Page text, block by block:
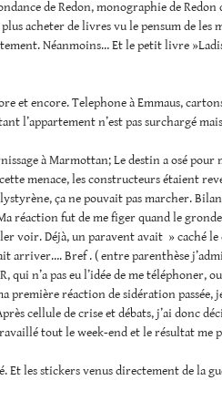
de Redon, monographie de Redon
acheter de livres vu le pensum de les
Néanmoins… Et le petit livre
et encore. Telephone à Emmaus,
l’appartement n’est pas surchargé
à Marmottan; Le destin a osé pour
menace, les constructeurs étaient
ça ne pouvait pas marcher.
réaction fut de me figer quand le
voir. Déjà, un paravent avait » caché le
arriver…. Bref . ( entre parenthèse
qui n’a pas eu l’idée de me téléphoner,
première réaction de sidération passée,
cellule de crise et débats, j’ai donc
tout le week-end et le résultat me
Et les stickers venus directement de la